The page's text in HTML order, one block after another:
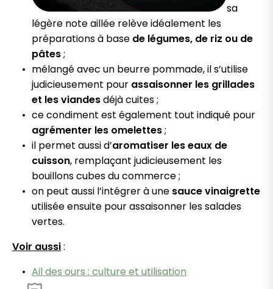
sa
légère note aillée relève idéalement les
préparations à base de légumes, de riz ou de
pâtes;
mélangé avec un beurre pommade, il s’utilise
judicieusement pour assaisonner les grillades
et les viandesdéjà cuites ;
ce condiment est également tout indiqué pour
agrémenter les omelettes;
il permet aussi d’aromatiser les eaux de
cuisson, remplaçant judicieusement les
bouillons cubes du commerce ;
on peut aussi l’intégrer à une sauce vinaigrette
utilisée ensuite pour assaisonner les salades
vertes.
Voir aussi:
Ail des ours : culture et utilisation